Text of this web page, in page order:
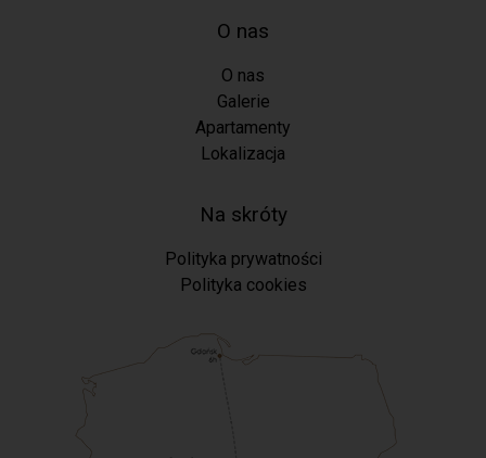
O nas
O nas
Galerie
Apartamenty
Lokalizacja
Na skróty
Polityka prywatności
Polityka cookies